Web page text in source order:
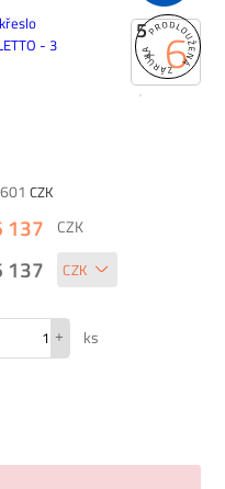
+6
5
CZK
137
CZK
137
+ ks